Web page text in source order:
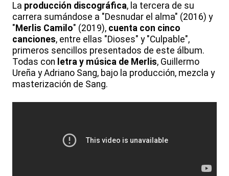
La producción discográfica, la tercera de su
carrera sumándose a "Desnudar el alma" (2016) y
" Merlis Camilo" (2019), cuenta con cinco
canciones, entre ellas "Dioses" y "Culpable",
primeros sencillos presentados de este álbum.
Todas con letra y música de Merlis, Guillermo
Ureña y Adriano Sang, bajo la producción, mezcla y
masterización de Sang.